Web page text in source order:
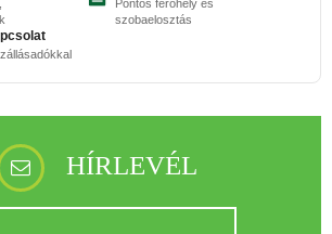
Pontos férőhely és
szobaelosztás
HÍRLEVÉL